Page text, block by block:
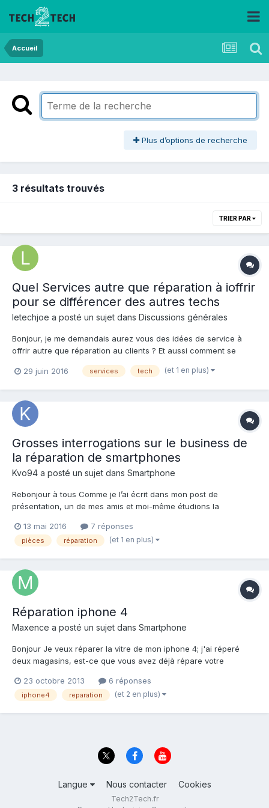
Accueil
Plus d’options de recherche
3 résultats trouvés
TRIER PAR
Quel Services autre que réparation à ioffrir
pour se différencer des autres techs
letechjoe a posté un sujet dans Discussions générales
Bonjour, je me demandais aurez vous des idées de service à
offrir autre que réparation au clients ? Et aussi comment se
ce que c'est encore possible en 2016 de pouvoir avoir une
29 juin 2016 services tech (et 1 en plus)
Grosses interrogations sur le business de
la réparation de smartphones
Kvo94 a posté un sujet dans Smartphone
Rebonjour à tous Comme je l’ai écrit dans mon post de
présentation, un de mes amis et moi-même étudions la
smartphones et tablettes en banlieue parisienne. N’étant ni
techniciens ni issus du milieu de la rép...
13 mai 2016 7 réponses
pièces réparation (et 1 en plus)
Réparation iphone 4
Maxence a posté un sujet dans Smartphone
Bonjour Je veux réparer la vitre de mon iphone 4; j'ai réperé
deux magasins, est-ce que vous avez déjà répare votre
23 octobre 2013
6 réponses
iphone4 reparation (et 2 en plus)
Langue Nous contacter Cookies
Tech2Tech.fr